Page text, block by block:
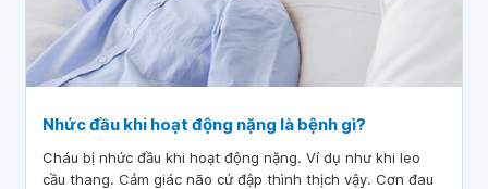
Nhức đầu khi hoạt động nặng là bệnh gì?
Cháu bị nhức đầu khi hoạt động nặng. Ví dụ như khi leo
cầu thang. Cảm giác não cứ đập thình thịch vậy. Cơn đau